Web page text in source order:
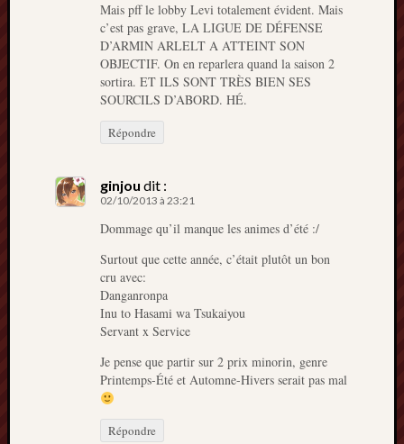
Mais pff le lobby Levi totalement évident. Mais
c’est pas grave, LA LIGUE DE DÉFENSE
D’ARMIN ARLELT A ATTEINT SON
OBJECTIF. On en reparlera quand la saison 2
sortira. ET ILS SONT TRÈS BIEN SES
SOURCILS D’ABORD. HÉ.
Répondre
ginjou dit :
02/10/2013 à 23:21
Dommage qu’il manque les animes d’été :/
Surtout que cette année, c’était plutôt un bon
cru avec:
Danganronpa
Inu to Hasami wa Tsukaiyou
Servant x Service
Je pense que partir sur 2 prix minorin, genre
Printemps-Été et Automne-Hivers serait pas mal
Répondre